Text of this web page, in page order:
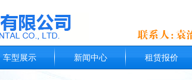
车型展示 新闻中心 租赁报价